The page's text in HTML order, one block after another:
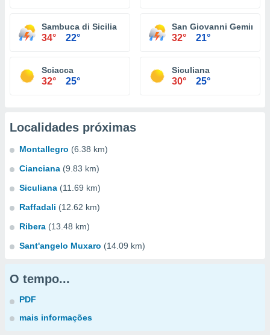
Sambuca di Sicilia
34° 22°
San Giovanni Gemini
32° 21°
Sciacca
32° 25°
Siculiana
30° 25°
Localidades próximas
Montallegro (6.38 km)
Cianciana (9.83 km)
Siculiana (11.69 km)
Raffadali (12.62 km)
Ribera (13.48 km)
Sant'angelo Muxaro (14.09 km)
O tempo...
PDF
mais informações